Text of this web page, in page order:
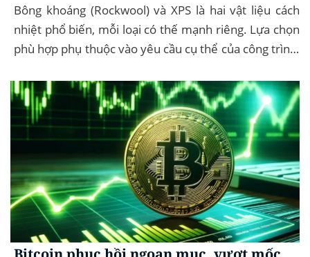
Bông khoáng (Rockwool) và XPS là hai vật liệu cách
nhiệt phổ biến, mỗi loại có thế mạnh riêng. Lựa chọn
phù hợp phụ thuộc vào yêu cầu cụ thể của công trình,